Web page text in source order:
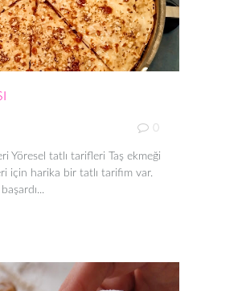
0
Yöresel tatlı tarifleri Taş ekmeği
için harika bir tatlı tarifim var.